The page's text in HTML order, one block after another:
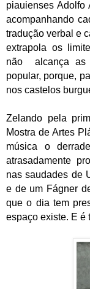
piauienses Adolfo
acompanhando
tradução verbal e
extrapola os
não alcança as
popular, porque,
nos castelos
Zelando pela
Mostra de Artes
música o
atrasadamente
nas saudades de
e de um Fágner
que o dia tem
espaço existe. E é